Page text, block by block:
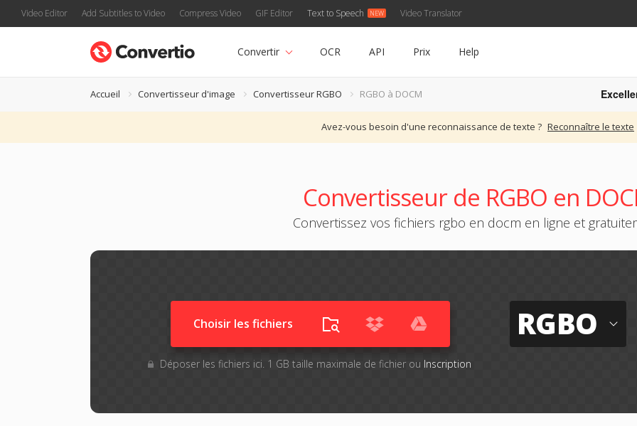
Video Editor Add Subtitles to Video Compress Video GIF Editor Text to Speech Video Translator
Convertir OCR API Prix Help
Accueil Convertisseur d'image Convertisseur RGBO RGBO à DOCM
Avez-vous besoin d'une reconnaissance de texte ? Reconnaître le texte
Convertisseur de RGBO en
Convertissez vos fichiers rgbo en docm en ligne et
Choisir les fichiers
Déposer les fichiers ici. 1 GB taille maximale de fichier ou Inscription
RGBO